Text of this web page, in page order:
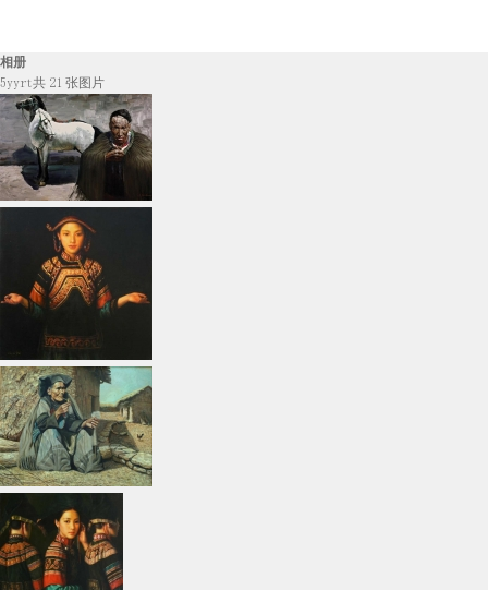
相册
5yyrt共 21 张图片